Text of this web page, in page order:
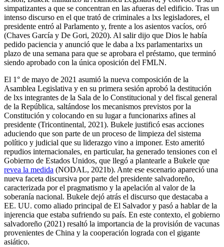
simpatizantes a que se concentran en las afueras del edificio. Tras un
intenso discurso en el que trató de criminales a lxs legisladores, el
presidente entró al Parlamento y, frente a los asientos vacíos, oró
(Chaves García y De Gori, 2020). Al salir dijo que Dios le había
pedido paciencia y anunció que le daba a lxs parlamentarixs un
plazo de una semana para que se aprobara el préstamo, que terminó
siendo aprobado con la única oposición del FMLN.
El 1° de mayo de 2021 asumió la nueva composición de la
Asamblea Legislativa y en su primera sesión aprobó la destitución
de lxs integrantes de la Sala de lo Constitucional y del fiscal general
de la República, saltándose los mecanismos previstos por la
Constitución y colocando en su lugar a funcionarixs afines al
presidente (Tricontinental, 2021). Bukele justificó esas acciones
aduciendo que son parte de un proceso de limpieza del sistema
político y judicial que su liderazgo vino a imponer. Esto ameritó
repudios internacionales, en particular, ha generado tensiones con el
Gobierno de Estados Unidos, que llegó a plantearle a Bukele que
revea la medida (NODAL, 2021b). Ante ese escenario apareció una
nueva faceta discursiva por parte del presidente salvadoreño,
caracterizada por el pragmatismo y la apelación al valor de la
soberanía nacional. Bukele dejó atrás el discurso que destacaba a
EE. UU. como aliado principal de El Salvador y pasó a hablar de la
injerencia que estaba sufriendo su país. En este contexto, el gobierno
salvadoreño (2021) resaltó la importancia de la provisión de vacunas
provenientes de China y la cooperación lograda con el gigante
asiático.